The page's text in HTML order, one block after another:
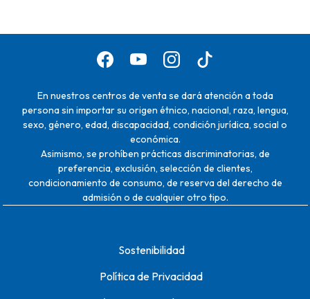
En nuestros centros de venta se dará atención a toda
persona sin importar su origen étnico, nacional, raza, lengua,
sexo, género, edad, discapacidad, condición jurídica, social o
económica.
Asimismo, se prohíben prácticas discriminatorias, de
preferencia, exclusión, selección de clientes,
condicionamiento de consumo, de reserva del derecho de
admisión o de cualquier otro tipo.
Sostenibilidad
Política de Privacidad